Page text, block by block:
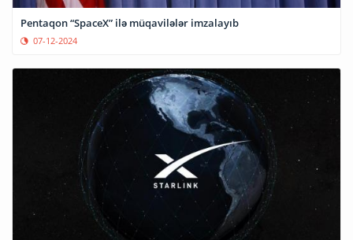
Pentaqon “SpaceX” ilə müqavilələr imzalayıb
07-12-2024